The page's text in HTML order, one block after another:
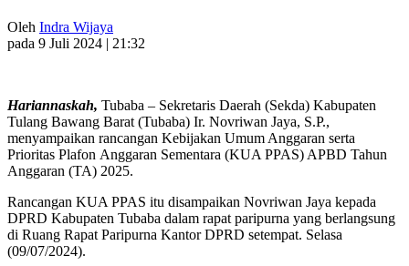
Oleh Indra Wijaya
pada 9 Juli 2024 | 21:32
Hariannaskah, Tubaba – Sekretaris Daerah (Sekda) Kabupaten
Tulang Bawang Barat (Tubaba) Ir. Novriwan Jaya, S.P.,
menyampaikan rancangan Kebijakan Umum Anggaran serta
Prioritas Plafon Anggaran Sementara (KUA PPAS) APBD Tahun
Anggaran (TA) 2025.
Rancangan KUA PPAS itu disampaikan Novriwan Jaya kepada
DPRD Kabupaten Tubaba dalam rapat paripurna yang berlangsung
di Ruang Rapat Paripurna Kantor DPRD setempat. Selasa
(09/07/2024).